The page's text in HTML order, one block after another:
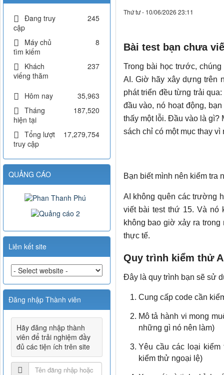
Thứ tư - 10/06/2026 23:11
Bài test bạn chưa
Trong bài học trước,
AI. Giờ hãy xây dựng trên
phát triển đều từng trải
đầu vào, nó hoạt động,
thấy một lỗi. Đầu vào là gì?
sách chỉ có một mục thay vì
Bạn biết mình nên kiểm tra
AI không quên các trường
viết bài test thứ 15. Và nó
không bao giờ xảy ra
thực tế.
Quy trình kiểm thử
Đây là quy trình bạn sẽ sử
Cung cấp code cần
Mô tả hành vi mong
những gì nó nên làm)
Yêu cầu các loại
kiểm thử ngoại lệ)
Đang truy
cập
245
Máy chủ
tìm kiếm
8
Khách
viếng thăm
237
Hôm nay
35,963
Tháng
hiện tại
187,520
Tổng lượt
truy cập
17,279,754
QUẢNG CÁO
Liên kết site
Đăng nhập Thành viên
Hãy đăng nhập thành
viên để trải nghiệm đầy
đủ các tiện ích trên site